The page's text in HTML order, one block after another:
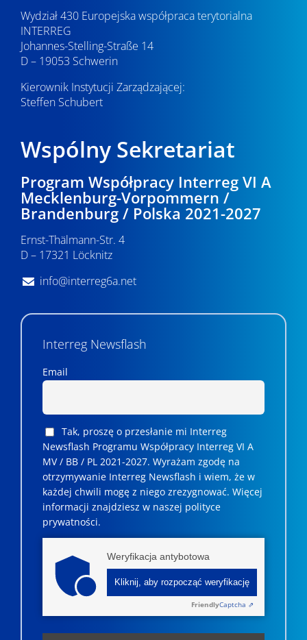
Wydział 430 Europejska współpraca terytorialna
INTERREG
Johannes-Stelling-Straße 14
D – 19053 Schwerin
Kierownik Instytucji Zarządzającej:
Steffen Schubert
Wspólny Sekretariat
Program Współpracy Interreg VI A
Mecklenburg-Vorpommern /
Brandenburg / Polska 2021-2027
Ernst-Thälmann-Str. 4
D – 17321 Löcknitz
info@interreg6a.net
Interreg Newsflash
Email
Tak, proszę o przesłanie mi Interreg
Newsflash Programu Współpracy Interreg VI A
MV / BB / PL 2021-2027. Wyrażam zgodę na
otrzymywanie Interreg Newsflash i wiem, że w
każdej chwili mogę z niego zrezygnować. ­­Więcej
informacji znajdziesz w naszej polityce
prywatności.
Weryfikacja antybotowa
Kliknij, aby rozpocząć weryfikację
FriendlyCaptcha ⇗